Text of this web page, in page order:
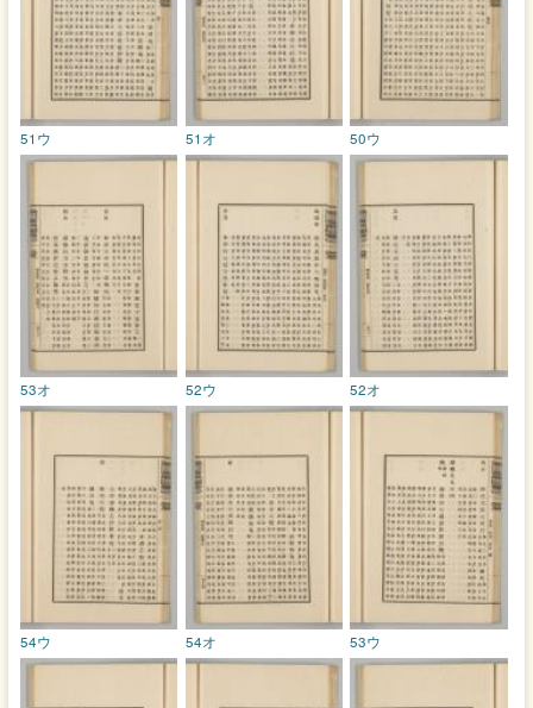
50ウ
51オ
51ウ
52オ
52ウ
53オ
53ウ
54オ
54ウ